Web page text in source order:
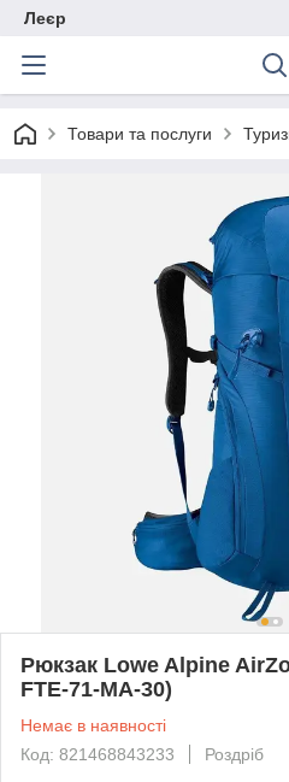
Леєр
Товари та послуги
Рюкзак Lowe Alpine
FTE-71-MA-30)
Немає в наявності
Код: 821468843233
Роздріб